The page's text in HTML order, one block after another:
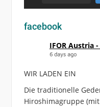
facebook
IFOR Austria
6 days ago
WIR LADEN EIN
Die traditionelle
Hiroshimagruppe